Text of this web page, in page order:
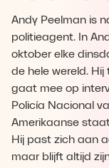
Andy Peelman is
politieagent. In
oktober elke
de hele wereld.
gaat mee op
Policía Nacional
Amerikaanse
Hij past zich aan
maar blijft altijd